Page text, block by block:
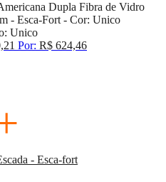
Dupla Fibra de Vidro
- Esca-Fort - Cor: Unico
Unico
Por: R$ 624,46
- Esca-fort